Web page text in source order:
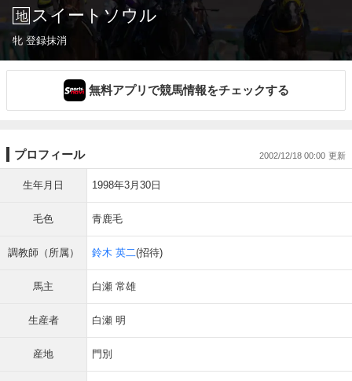
スイートソウル
牝 登録抹消
無料アプリで競馬情報をチェックする
プロフィール 2002/12/18 00:00
生年月日 1998年3月30日
毛色 青鹿毛
調教師（所属） 鈴木 英二(招待)
馬主 白瀬 常雄
生産者 白瀬 明
産地 門別